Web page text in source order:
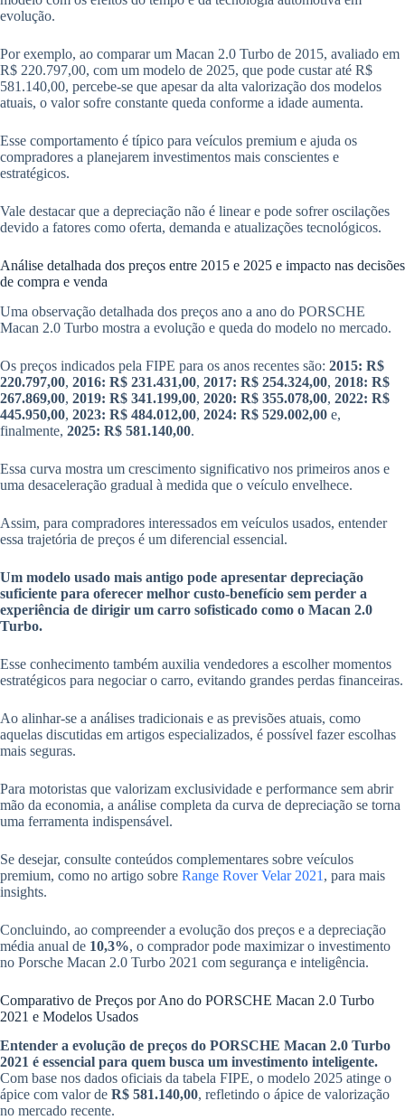
evolução.
Por exemplo, ao comparar um Macan 2.0 Turbo de 2015, avaliado em
R$ 220.797,00, com um modelo de 2025, que pode custar até R$
581.140,00, percebe-se que apesar da alta valorização dos modelos
atuais, o valor sofre constante queda conforme a idade aumenta.
Esse comportamento é típico para veículos premium e ajuda os
compradores a planejarem investimentos mais conscientes e
estratégicos.
Vale destacar que a depreciação não é linear e pode sofrer oscilações
devido a fatores como oferta, demanda e atualizações tecnológicos.
Análise detalhada dos preços entre 2015 e 2025 e impacto nas decisões
de compra e venda
Uma observação detalhada dos preços ano a ano do PORSCHE
Macan 2.0 Turbo mostra a evolução e queda do modelo no mercado.
Os preços indicados pela FIPE para os anos recentes são: 2015: R$
220.797,00, 2016: R$ 231.431,00, 2017: R$ 254.324,00, 2018: R$
267.869,00, 2019: R$ 341.199,00, 2020: R$ 355.078,00, 2022: R$
445.950,00, 2023: R$ 484.012,00, 2024: R$ 529.002,00 e,
finalmente, 2025: R$ 581.140,00.
Essa curva mostra um crescimento significativo nos primeiros anos e
uma desaceleração gradual à medida que o veículo envelhece.
Assim, para compradores interessados em veículos usados, entender
essa trajetória de preços é um diferencial essencial.
Um modelo usado mais antigo pode apresentar depreciação
suficiente para oferecer melhor custo-benefício sem perder a
experiência de dirigir um carro sofisticado como o Macan 2.0
Turbo.
Esse conhecimento também auxilia vendedores a escolher momentos
estratégicos para negociar o carro, evitando grandes perdas financeiras.
Ao alinhar-se a análises tradicionais e as previsões atuais, como
aquelas discutidas em artigos especializados, é possível fazer escolhas
mais seguras.
Para motoristas que valorizam exclusividade e performance sem abrir
mão da economia, a análise completa da curva de depreciação se torna
uma ferramenta indispensável.
Se desejar, consulte conteúdos complementares sobre veículos
premium, como no artigo sobre Range Rover Velar 2021 , para mais
insights.
Concluindo, ao compreender a evolução dos preços e a depreciação
média anual de 10,3%, o comprador pode maximizar o investimento
no Porsche Macan 2.0 Turbo 2021 com segurança e inteligência.
Comparativo de Preços por Ano do PORSCHE Macan 2.0 Turbo
2021 e Modelos Usados
Entender a evolução de preços do PORSCHE Macan 2.0 Turbo
2021 é essencial para quem busca um investimento inteligente.
Com base nos dados oficiais da tabela FIPE, o modelo 2025 atinge o
ápice com valor de R$ 581.140,00, refletindo o ápice de valorização
no mercado recente.